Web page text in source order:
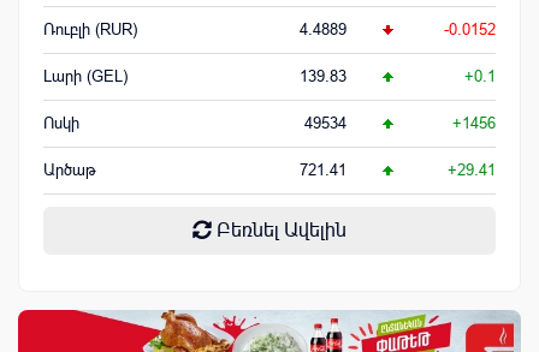
Ռուբլի (RUR) 4.4889 -0.0152
Լարի (GEL) 139.83 +0.1
Ոսկի 49534 +1456
Արծաթ 721.41 +29.41
Բեռնել Ավելին